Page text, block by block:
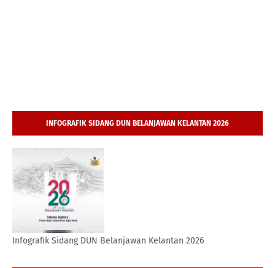
INFOGRAFIK SIDANG DUN BELANJAWAN KELANTAN 2026
Infografik Sidang DUN Belanjawan Kelantan 2026